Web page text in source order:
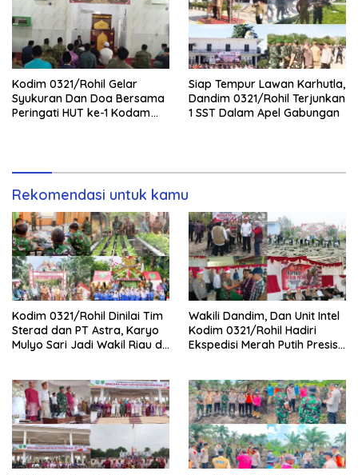
Kodim 0321/Rohil Gelar
Syukuran Dan Doa Bersama
Peringati HUT ke-1 Kodam
Siap Tempur Lawan Karhutla,
Dandim 0321/Rohil Terjunkan
1 SST Dalam Apel Gabungan
Rekomendasi untuk kamu
Kodim 0321/Rohil Dinilai Tim
Sterad dan PT Astra, Karyo
Mulyo Sari Jadi Wakil Riau di
Wakili Dandim, Dan Unit Intel
Kodim 0321/Rohil Hadiri
Ekspedisi Merah Putih Presisi